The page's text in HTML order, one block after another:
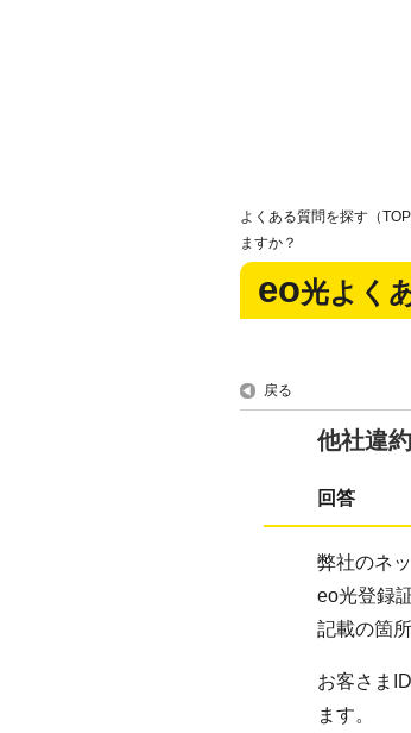
よくある質問を探す（TOP
ますか？
eo光よく
戻る
他社違
回答
弊社のネ
eo光登録
記載の箇
お客さま
ます。